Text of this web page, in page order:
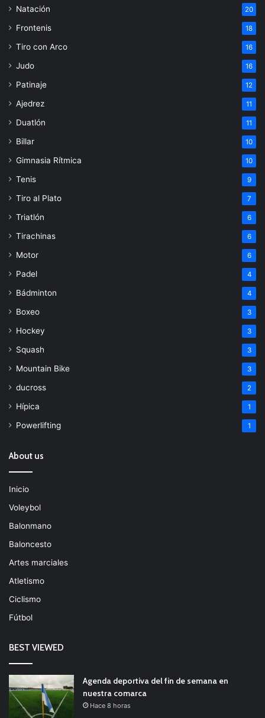
Natación 20
Frontenis 18
Tiro con Arco 16
Judo 16
Patinaje 12
Ajedrez 11
Duatlón 11
Billar 10
Gimnasia Rítmica 10
Tenis 9
Tiro al Plato 7
Triatlón 6
Tirachinas 6
Motor 6
Padel 4
Bádminton 4
Boxeo 3
Hockey 3
Squash 3
Mountain Bike 3
ducross 2
Hípica 1
Powerlifting 1
About us
Inicio
Voleybol
Balonmano
Baloncesto
Artes marciales
Atletismo
Ciclismo
Fútbol
BEST VIEWED
Agenda deportiva del fin de semana en
nuestra comarca
Hace 8 horas